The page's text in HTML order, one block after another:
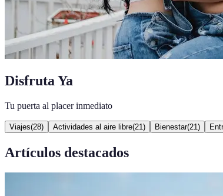
Disfruta Ya
Tu puerta al placer inmediato
Viajes(28) Actividades al aire libre(21 ) Bienestar(21 )
Artículos destacados